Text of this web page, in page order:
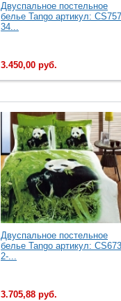
Двуcпальное постельное
белье Tango артикул:
34...
3.450,00 руб.
Двуcпальное постельное
белье Tango артикул:
2-...
3.705,88 руб.